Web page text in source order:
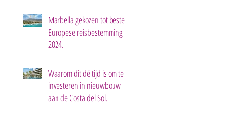
MARBELLA.
Marbella gekozen tot beste
Europese reisbestemming in
2024.
Waarom dit dé tijd is om te
investeren in nieuwbouw
aan de Costa del Sol.